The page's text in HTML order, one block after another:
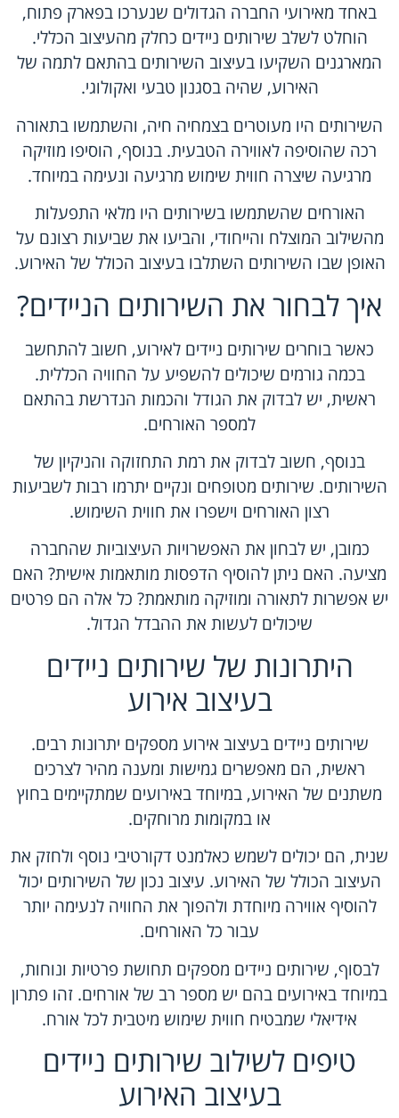
באחד מאירועי החברה הגדולים שנערכו בפארק פתוח,
הוחלט לשלב שירותים ניידים כחלק מהעיצוב הכללי.
המארגנים השקיעו בעיצוב השירותים בהתאם לתמה של
האירוע, שהיה בסגנון טבעי ואקולוגי.
השירותים היו מעוטרים בצמחיה חיה, והשתמשו בתאורה
רכה שהוסיפה לאווירה הטבעית. בנוסף, הוסיפו מוזיקה
מרגיעה שיצרה חווית שימוש מרגיעה ונעימה במיוחד.
האורחים שהשתמשו בשירותים היו מלאי התפעלות
מהשילוב המוצלח והייחודי, והביעו את שביעות רצונם על
האופן שבו השירותים השתלבו בעיצוב הכולל של האירוע.
איך לבחור את השירותים הניידים?
כאשר בוחרים שירותים ניידים לאירוע, חשוב להתחשב
בכמה גורמים שיכולים להשפיע על החוויה הכללית.
ראשית, יש לבדוק את הגודל והכמות הנדרשת בהתאם
למספר האורחים.
בנוסף, חשוב לבדוק את רמת התחזוקה והניקיון של
השירותים. שירותים מטופחים ונקיים יתרמו רבות לשביעות
רצון האורחים וישפרו את חווית השימוש.
כמובן, יש לבחון את האפשרויות העיצוביות שהחברה
מציעה. האם ניתן להוסיף הדפסות מותאמות אישית? האם
יש אפשרות לתאורה ומוזיקה מותאמת? כל אלה הם פרטים
שיכולים לעשות את ההבדל הגדול.
היתרונות של שירותים ניידים
בעיצוב אירוע
שירותים ניידים בעיצוב אירוע מספקים יתרונות רבים.
ראשית, הם מאפשרים גמישות ומענה מהיר לצרכים
משתנים של האירוע, במיוחד באירועים שמתקיימים בחוץ
או במקומות מרוחקים.
שנית, הם יכולים לשמש כאלמנט דקורטיבי נוסף ולחזק את
העיצוב הכולל של האירוע. עיצוב נכון של השירותים יכול
להוסיף אווירה מיוחדת ולהפוך את החוויה לנעימה יותר
עבור כל האורחים.
לבסוף, שירותים ניידים מספקים תחושת פרטיות ונוחות,
במיוחד באירועים בהם יש מספר רב של אורחים. זהו פתרון
אידיאלי שמבטיח חווית שימוש מיטבית לכל אורח.
טיפים לשילוב שירותים ניידים
בעיצוב האירוע